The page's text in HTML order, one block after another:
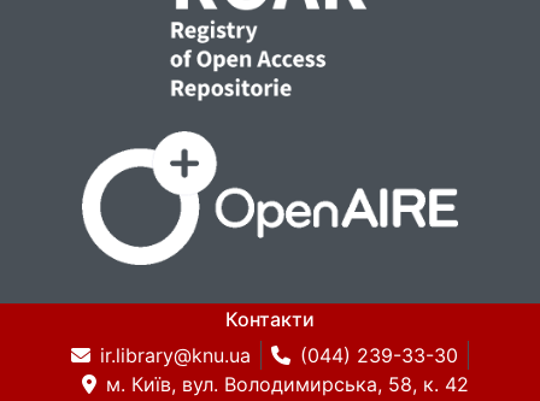
Контакти
ir.library@knu.ua
(044) 239-33-30
м. Київ, вул. Володимирська, 58, к. 42